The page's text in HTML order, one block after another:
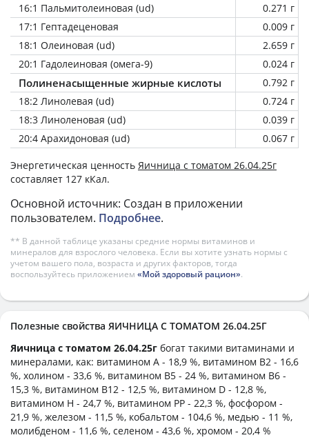
16:1 Пальмитолеиновая (ud)
0.271 г
17:1 Гептадеценовая
0.009 г
18:1 Олеиновая (ud)
2.659 г
20:1 Гадолеиновая (омега-9)
0.024 г
Полиненасыщенные жирные кислоты
0.792 г
18:2 Линолевая (ud)
0.724 г
18:3 Линоленовая (ud)
0.039 г
20:4 Арахидоновая (ud)
0.067 г
Энергетическая ценность Яичница с томатом 26.04.25г
составляет 127 кКал.
Основной источник: Создан в приложении
пользователем. Подробнее.
** В данной таблице указаны средние нормы витаминов и
минералов для взрослого человека. Если вы хотите узнать нормы с
учетом вашего пола, возраста и других факторов, тогда
воспользуйтесь приложением «Мой здоровый рацион».
Полезные свойства ЯИЧНИЦА С ТОМАТОМ 26.04.25Г
Яичница с томатом 26.04.25г богат такими витаминами и
минералами, как: витамином А - 18,9 %, витамином B2 - 16,6
%, холином - 33,6 %, витамином B5 - 24 %, витамином B6 -
15,3 %, витамином B12 - 12,5 %, витамином D - 12,8 %,
витамином H - 24,7 %, витамином PP - 22,3 %, фосфором -
21,9 %, железом - 11,5 %, кобальтом - 104,6 %, медью - 11 %,
молибденом - 11,6 %, селеном - 43,6 %, хромом - 20,4 %